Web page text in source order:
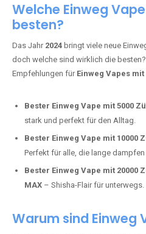
Welche Einweg
besten?
Das Jahr 2024 bringt viele neue
doch welche sind wirklich die
Empfehlungen für Einweg Vapes mit
Bester Einweg Vape mit 5000
stark und perfekt für den Alltag.
Bester Einweg Vape mit 10000
Perfekt für alle, die lange
Bester Einweg Vape mit 20000
MAX – Shisha-Flair für unterwegs.
Warum sind Einweg